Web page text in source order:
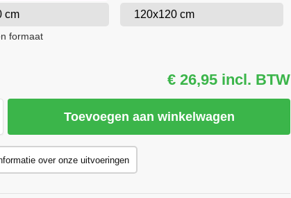
cm 120x120 cm
formaat
€ 26,95 incl. BTW
Toevoegen aan winkelwagen
over onze uitvoeringen